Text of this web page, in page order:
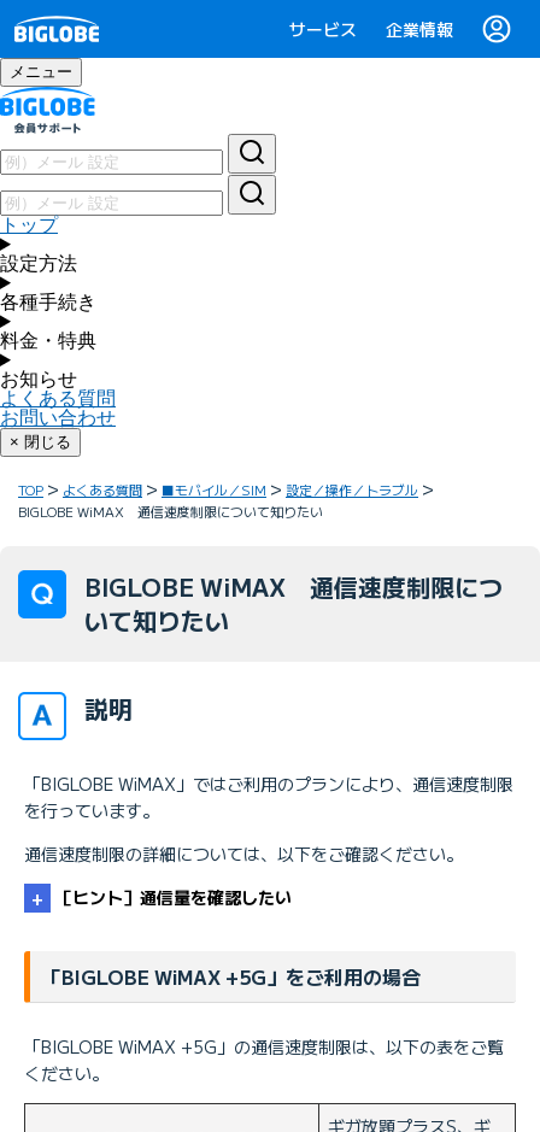
サービス 企業情報
メニュー
トップ
設定方法
各種手続き
料金・特典
お知らせ
よくある質問
お問い合わせ
× 閉じる
TOP よくある質問 ■モバイル／SIM
設定／操作／トラブル
BIGLOBE WiMAX 通信速度制限について知りたい
BIGLOBE WiMAX 通信速度制限につ
いて知りたい
説明
「BIGLOBE WiMAX」ではご利用のプランにより、通信速度制限
を行っています。
通信速度制限の詳細については、以下をご確認ください。
［ヒント］通信量を確認したい
「BIGLOBE WiMAX +5G」をご利用の場合
「BIGLOBE WiMAX +5G」の通信速度制限は、以下の表をご覧
ください。
ギガ放題プラスS、ギ